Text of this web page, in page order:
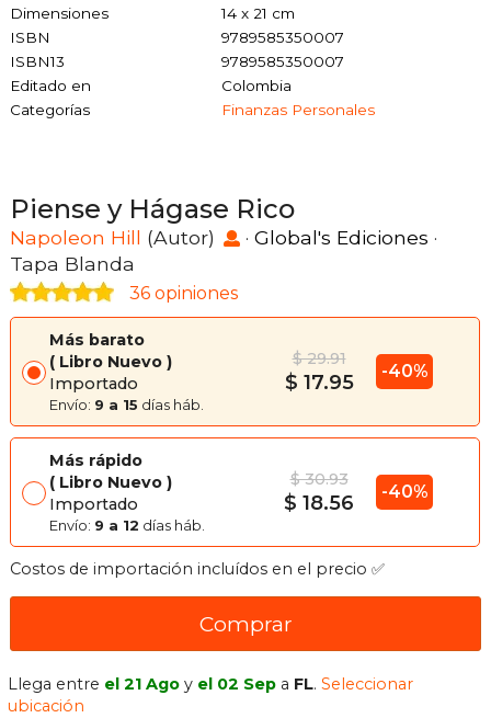
Dimensiones
14 x 21 cm
ISBN
9789585350007
ISBN13
9789585350007
Editado en
Colombia
Categorías
Finanzas Personales
Piense y Hágase Rico
Napoleon Hill (Autor) · Global's Ediciones ·
Tapa Blanda
36 opiniones
Más barato
Libro Nuevo
Importado
Envío: 9 a 15 días háb.
$ 29.91
$ 17.95 -40%
Más rápido
Libro Nuevo
Importado
Envío: 9 a 12 días háb.
$ 30.93
$ 18.56 -40%
Costos de importación incluídos en el precio ✅
Comprar
Llega entre el 21 Ago y el 02 Sep a FL.Seleccionar
ubicación